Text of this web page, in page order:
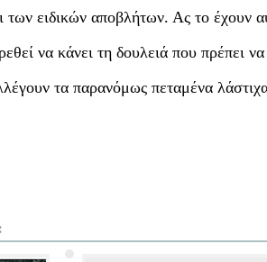
ειδικών αποβλήτων. Ας το έχουν
να κάνει τη δουλειά που πρέπει να
τα παρανόμως πεταμένα